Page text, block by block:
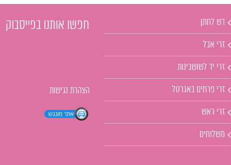
דש לחתן
זרי אבל
זרי יד לשושבינות
זרי פרחים באגרטל
זרי ראש
משלוחים
חפשו אותנו בפייסבוק
הצהרת נגישות